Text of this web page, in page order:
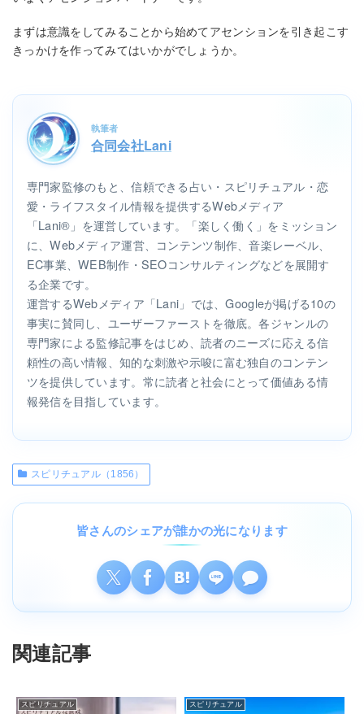
まずは意識をしてみることから始めてアセンションを引き起こす
きっかけを作ってみてはいかがでしょうか。
執筆者
合同会社Lani
専門家監修のもと、信頼できる占い・スピリチュアル・恋
愛・ライフスタイル情報を提供するWebメディア
「Lani®」を運営しています。「楽しく働く」をミッション
に、Webメディア運営、コンテンツ制作、音楽レーベル、
EC事業、WEB制作・SEOコンサルティングなどを展開す
る企業です。
運営するWebメディア「Lani」では、Googleが掲げる10の
事実に賛同し、ユーザーファーストを徹底。各ジャンルの
専門家による監修記事をはじめ、読者のニーズに応える信
頼性の高い情報、知的な刺激や示唆に富む独自のコンテン
ツを提供しています。常に読者と社会にとって価値ある情
報発信を目指しています。
スピリチュアル（1856）
皆さんのシェアが誰かの光になります
関連記事
スピリチュアル スピリチュアル